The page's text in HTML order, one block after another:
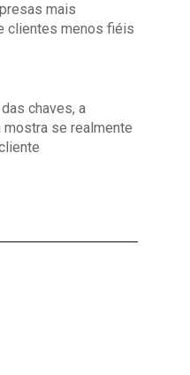
mais
clientes menos fiéis
chaves, a
mostra se realmente